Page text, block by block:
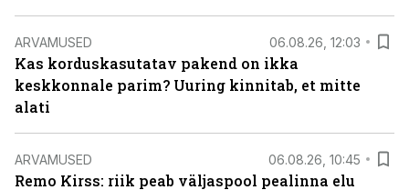
ARVAMUSED 06.08.26, 12:03
Kas korduskasutatav pakend on ikka
keskkonnale parim? Uuring kinnitab, et mitte
alati
ARVAMUSED 06.08.26, 10:45
Remo Kirss: riik peab väljaspool pealinna elu